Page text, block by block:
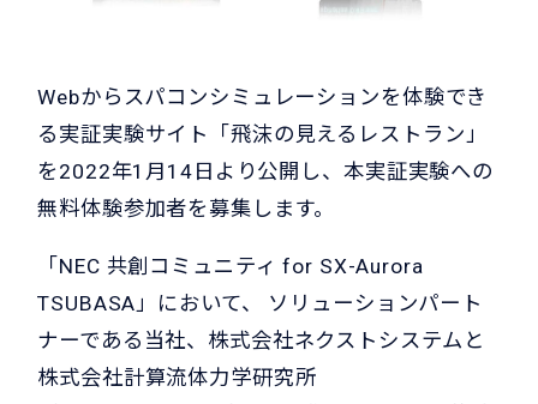
Webからスパコンシミュレーションを体験でき
る実証実験サイト「飛沫の見えるレストラン」
を2022年1月14日より公開し、本実証実験への
無料体験参加者を募集します。
「 NEC 共創コミュニティ for SX-Aurora
TSUBASA」において、 ソリューションパート
ナーである当社、株式会社ネクストシステムと
株式会社計算流体力学研究所